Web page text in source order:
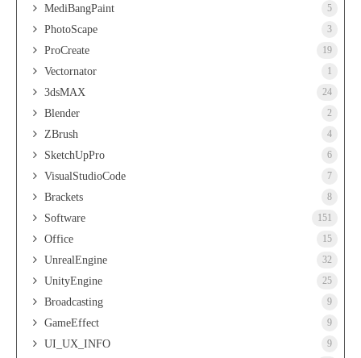
MediBangPaint 5
PhotoScape 3
ProCreate 19
Vectornator 1
3dsMAX 24
Blender 2
ZBrush 4
SketchUpPro 6
VisualStudioCode 7
Brackets 8
Software 151
Office 15
UnrealEngine 32
UnityEngine 25
Broadcasting 9
GameEffect 9
UI_UX_INFO 9